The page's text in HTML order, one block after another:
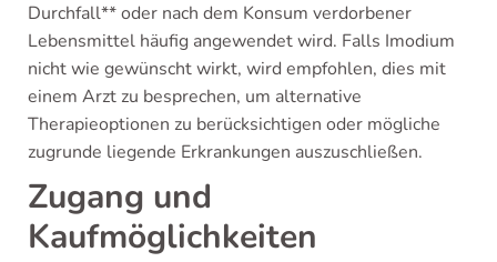
Durchfall** oder nach dem Konsum verdorbener
Lebensmittel häufig angewendet wird. Falls Imodium
nicht wie gewünscht wirkt, wird empfohlen, dies mit
einem Arzt zu besprechen, um alternative
Therapieoptionen zu berücksichtigen oder mögliche
zugrunde liegende Erkrankungen auszuschließen.
Zugang und
Kaufmöglichkeiten